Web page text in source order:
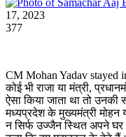
17, 2023
377
CM Mohan Yadav stayed
कोई भी राजा या मंत्री,
ऐसा किया जाता था तो
मध्यप्रदेश के मुख्यमंत्री मोहन
न सिर्फ उज्जैन स्थित अपने घर